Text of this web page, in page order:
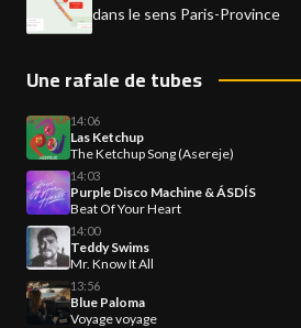
dans le sens Paris-Province
Une rafale de tubes
14:06
Las Ketchup
The Ketchup Song (Asereje)
14:03
Purple Disco Machine & ÁSDÍS
Beat Of Your Heart
14:00
Teddy Swims
Mr. Know It All
13:56
Blue Paloma
Voyage voyage